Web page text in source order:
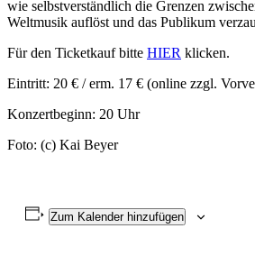
wie selbstverständlich die Grenzen
Weltmusik auflöst und das Publikum
Für den Ticketkauf bitte HIER klicken.
Eintritt: 20 € / erm. 17 € (online zzgl.
Konzertbeginn: 20 Uhr
Foto: (c) Kai Beyer
Zum Kalender hinzufügen